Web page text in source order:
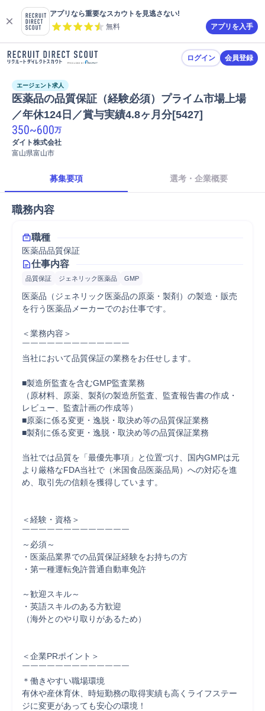
アプリなら重要なスカウトを見逃さない!
無料
アプリを入手
ログイン 会員登録
エージェント求人
医薬品の品質保証（経験必須）プライム市場上場
／年休124日／賞与実績4.8ヶ月分[5427]
350~600万
ダイト株式会社
富山県富山市
募集要項 選考・企業概要
職務内容
職種
医薬品品質保証
仕事内容
品質保証 ジェネリック医薬品 GMP
医薬品（ジェネリック医薬品の原薬・製剤）の製造・販売
を行う医薬品メーカーでのお仕事です。
＜業務内容＞
￣￣￣￣￣￣￣￣￣￣￣￣￣
当社において品質保証の業務をお任せします。
■製造所監査を含むGMP監査業務
（原材料、原薬、製剤の製造所監査、監査報告書の作成・
レビュー、監査計画の作成等）
■原薬に係る変更・逸脱・取決め等の品質保証業務
■製剤に係る変更・逸脱・取決め等の品質保証業務
当社では品質を「最優先事項」と位置づけ、国内GMPは元
より厳格なFDA当社で（米国食品医薬品局）への対応を進
め、取引先の信頼を獲得しています。
＜経験・資格＞
￣￣￣￣￣￣￣￣￣￣￣￣￣
～必須～
・医薬品業界での品質保証経験をお持ちの方
・第一種運転免許普通自動車免許
～歓迎スキル～
・英語スキルのある方歓迎
（海外とのやり取りがあるため）
＜企業PRポイント＞
￣￣￣￣￣￣￣￣￣￣￣￣￣
＊働きやすい職場環境
有休や産休育休、時短勤務の取得実績も高くライフステー
ジに変更があっても安心の環境！